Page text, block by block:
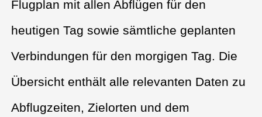
Flugplan mit allen Abflügen für den
heutigen Tag sowie sämtliche geplanten
Verbindungen für den morgigen Tag. Die
Übersicht enthält alle relevanten Daten zu
Abflugzeiten, Zielorten und dem